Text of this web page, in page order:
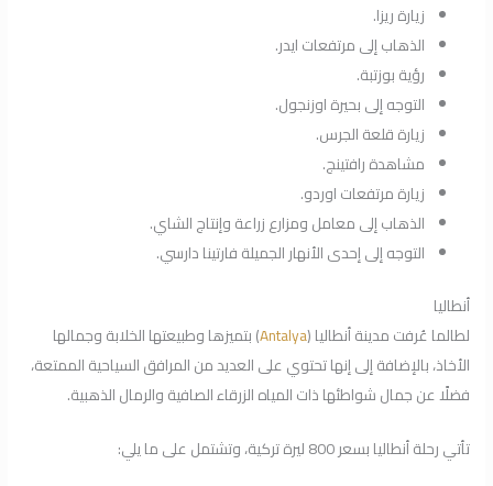
زيارة ريزا.
الذهاب إلى مرتفعات ايدر.
رؤية بوزتبة.
التوجه إلى بحيرة اوزنجول.
زيارة قلعة الجرس.
مشاهدة رافتينج.
زيارة مرتفعات اوردو.
الذهاب إلى معامل ومزارع زراعة وإنتاج الشاي.
التوجه إلى إحدى الأنهار الجميلة فارتينا دارسي.
أنطاليا
لطالما عُرفت مدينة أنطاليا (Antalya
)بتميزها وطبيعتها الخلابة وجمالها
الأخاذ، بالإضافة إلى إنها تحتوي على العديد من المرافق السياحية الممتعة،
فضلًا عن جمال شواطئها ذات المياه الزرقاء الصافية والرمال الذهبية.
تأتي رحلة أنطاليا بسعر 800 ليرة تركية، وتشتمل على ما يلي: